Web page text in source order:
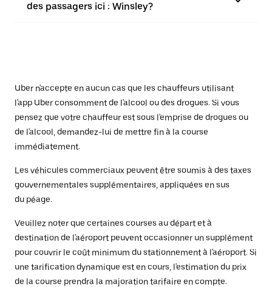
des passagers ici : Winsley?
Uber n'accepte en aucun cas que les chauffeurs utilisant
l'app Uber consomment de l'alcool ou des drogues. Si vous
pensez que votre chauffeur est sous l'emprise de drogues ou
de l'alcool, demandez-lui de mettre fin à la course
immédiatement.
Les véhicules commerciaux peuvent être soumis à des taxes
gouvernementales supplémentaires, appliquées en sus
du péage.
Veuillez noter que certaines courses au départ et à
destination de l'aéroport peuvent occasionner un supplément
pour couvrir le coût minimum du stationnement à l'aéroport. Si
une tarification dynamique est en cours, l'estimation du prix
de la course prendra la majoration tarifaire en compte.